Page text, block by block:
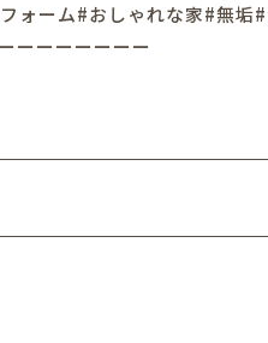
ォーム#おしゃれな家#無
ーーーーーーー